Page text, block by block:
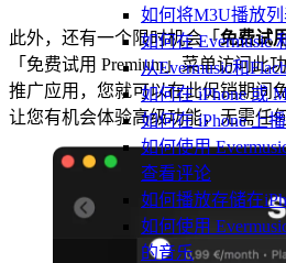
如何将M3U播放列
如何在 Evermusic
从Evermusic和
如何在 iPhone 或
如何在 iPhone 上
如何使用
查看评论
如何播放存储在
如何使用
的音乐
此外，还有一个限时机会「免费试
「免费试用 Premium」菜单访问此
推广应用，您就可以在此促销期间
让您有机会体验高级功能，无需任